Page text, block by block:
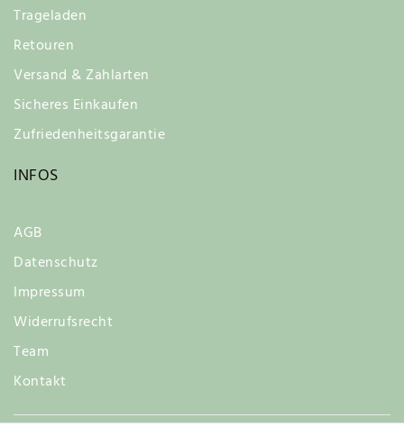
Trageladen
Retouren
Versand & Zahlarten
Sicheres Einkaufen
Zufriedenheitsgarantie
INFOS
AGB
Datenschutz
Impressum
Widerrufsrecht
Team
Kontakt